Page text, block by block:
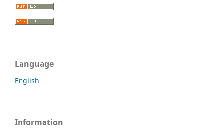
Language
English
Information